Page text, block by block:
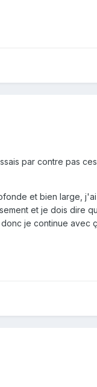
par contre pas
et bien large,
et je dois dire
je continue avec